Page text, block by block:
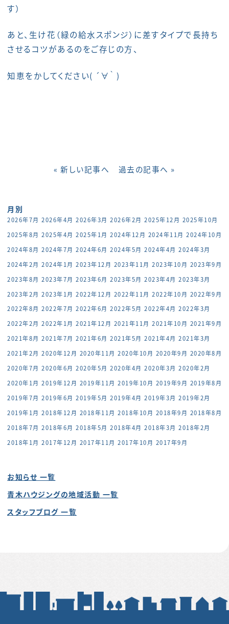
す）
あと、生け花（緑の給水スポンジ）に差すタイプで長持ち
させるコツがあるのをご存じの方、
知恵をかしてください( ´∀｀ )
« 新しい記事へ 過去の記事へ »
月別
2026年7月 2026年4月 2026年3月 2026年2月 2025年12月 2025年10月
2025年8月 2025年4月 2025年1月 2024年12月 2024年11月 2024年10月
2024年8月 2024年7月 2024年6月 2024年5月 2024年4月 2024年3月
2024年2月 2024年1月 2023年12月 2023年11月 2023年10月 2023年9月
2023年8月 2023年7月 2023年6月 2023年5月 2023年4月 2023年3月
2023年2月 2023年1月 2022年12月 2022年11月 2022年10月 2022年9月
2022年8月 2022年7月 2022年6月 2022年5月 2022年4月 2022年3月
2022年2月 2022年1月 2021年12月 2021年11月 2021年10月 2021年9月
2021年8月 2021年7月 2021年6月 2021年5月 2021年4月 2021年3月
2021年2月 2020年12月 2020年11月 2020年10月 2020年9月 2020年8月
2020年7月 2020年6月 2020年5月 2020年4月 2020年3月 2020年2月
2020年1月 2019年12月 2019年11月 2019年10月 2019年9月 2019年8月
2019年7月 2019年6月 2019年5月 2019年4月 2019年3月 2019年2月
2019年1月 2018年12月 2018年11月 2018年10月 2018年9月 2018年8月
2018年7月 2018年6月 2018年5月 2018年4月 2018年3月 2018年2月
2018年1月 2017年12月 2017年11月 2017年10月 2017年9月
お知らせ 一覧
青木ハウジングの地域活動 一覧
スタッフブログ 一覧